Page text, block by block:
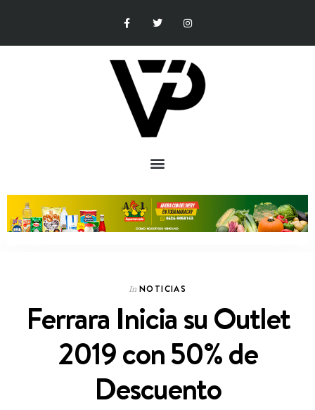
In NOTICIAS
Ferrara Inicia su Outlet
2019 con 50% de
Descuento